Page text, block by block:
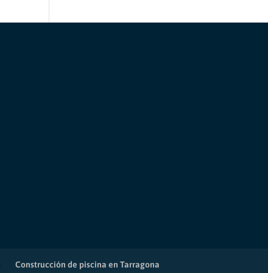
Construcción de piscina en Tarragona